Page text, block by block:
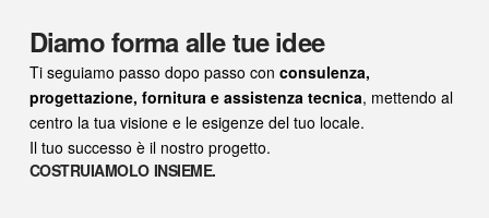
Diamo forma alle tue idee
Ti seguiamo passo dopo passo con consulenza,
progettazione, fornitura e assistenza tecnica, mettendo al
centro la tua visione e le esigenze del tuo locale.
Il tuo successo è il nostro progetto.
COSTRUIAMOLO INSIEME.